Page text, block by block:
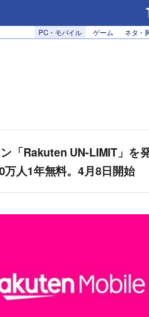
PC・モバイル ゲーム ネタ・
「Rakuten UN-LIMIT」を発
万人1年無料。4月8日開始